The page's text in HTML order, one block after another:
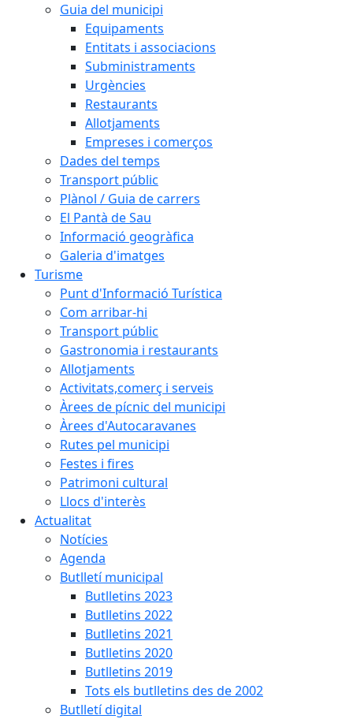
Guia del municipi
Equipaments
Entitats i associacions
Subministraments
Urgències
Restaurants
Allotjaments
Empreses i comerços
Dades del temps
Transport públic
Plànol / Guia de carrers
El Pantà de Sau
Informació geogràfica
Galeria d'imatges
Turisme
Punt d'Informació Turística
Com arribar-hi
Transport públic
Gastronomia i restaurants
Allotjaments
Activitats,comerç i serveis
Àrees de pícnic del municipi
Àrees d'Autocaravanes
Rutes pel municipi
Festes i fires
Patrimoni cultural
Llocs d'interès
Actualitat
Notícies
Agenda
Butlletí municipal
Butlletins 2023
Butlletins 2022
Butlletins 2021
Butlletins 2020
Butlletins 2019
Tots els butlletins des de 2002
Butlletí digital